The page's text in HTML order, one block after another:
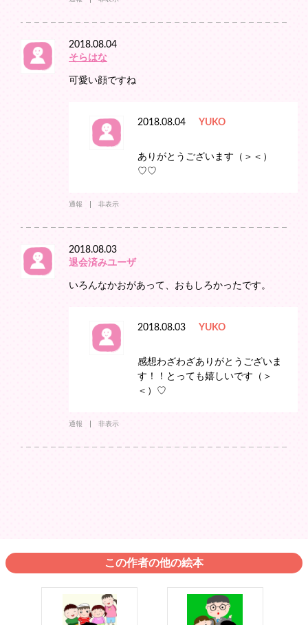
2018.08.04
そらはな
可愛い顔ですね♩
2018.08.04 YUKO
ありがとうございます（＞＜）
♡♡
通報 非表示
2018.08.03
退会済みユーザ
いろんなかおがあって、おもしろかったです。
2018.08.03 YUKO
感想わざわざありがとうございま
す！！とっても嬉しいです（＞
＜）♡
通報 非表示
この作者の他の絵本